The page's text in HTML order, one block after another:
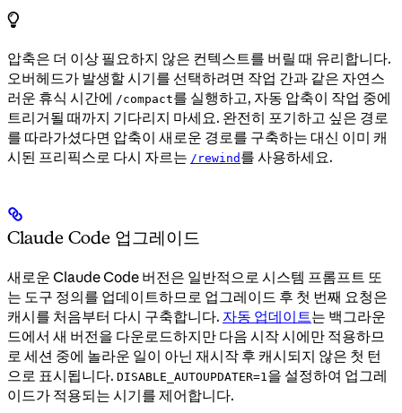
압축은 더 이상 필요하지 않은 컨텍스트를 버릴 때 유리합니다.
오버헤드가 발생할 시기를 선택하려면 작업 간과 같은 자연스
러운 휴식 시간에 /compact를 실행하고, 자동 압축이 작업 중에
트리거될 때까지 기다리지 마세요. 완전히 포기하고 싶은 경로
를 따라가셨다면 압축이 새로운 경로를 구축하는 대신 이미 캐
시된 프리픽스로 다시 자르는 /rewind 를 사용하세요.
Claude Code 업그레이드
새로운 Claude Code 버전은 일반적으로 시스템 프롬프트 또
는 도구 정의를 업데이트하므로 업그레이드 후 첫 번째 요청은
캐시를 처음부터 다시 구축합니다. 자동 업데이트는 백그라운
드에서 새 버전을 다운로드하지만 다음 시작 시에만 적용하므
로 세션 중에 놀라운 일이 아닌 재시작 후 캐시되지 않은 첫 턴
으로 표시됩니다. DISABLE_AUTOUPDATER=1을 설정하여 업그레
이드가 적용되는 시기를 제어합니다.